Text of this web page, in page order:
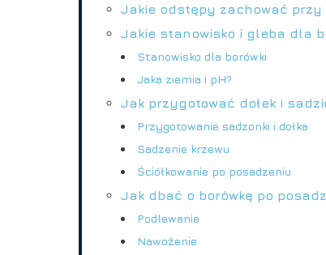
Jakie odstępy zachować przy
Jakie stanowisko i gleba dla
Stanowisko dla borówki
Jaka ziemia i pH?
Jak przygotować dołek i
Przygotowanie sadzonki i dołka
Sadzenie krzewu
Ściółkowanie po posadzeniu
Jak dbać o borówkę po
Podlewanie
Nawożenie